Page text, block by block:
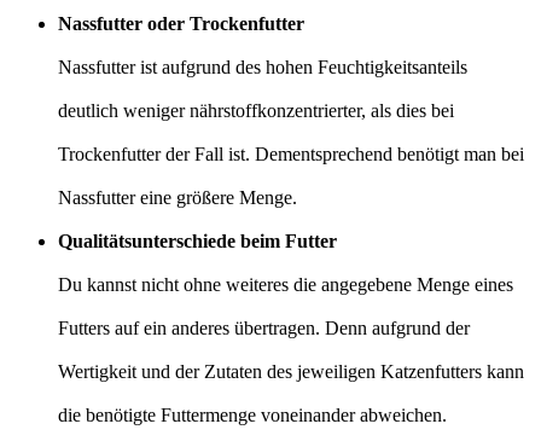
Nassfutter oder Trockenfutter
Nassfutter ist aufgrund des hohen Feuchtigkeitsanteils
deutlich weniger nährstoffkonzentrierter, als dies bei
Trockenfutter der Fall ist. Dementsprechend benötigt man bei
Nassfutter eine größere Menge.
Qualitätsunterschiede beim Futter
Du kannst nicht ohne weiteres die angegebene Menge eines
Futters auf ein anderes übertragen. Denn aufgrund der
Wertigkeit und der Zutaten des jeweiligen Katzenfutters kann
die benötigte Futtermenge voneinander abweichen.